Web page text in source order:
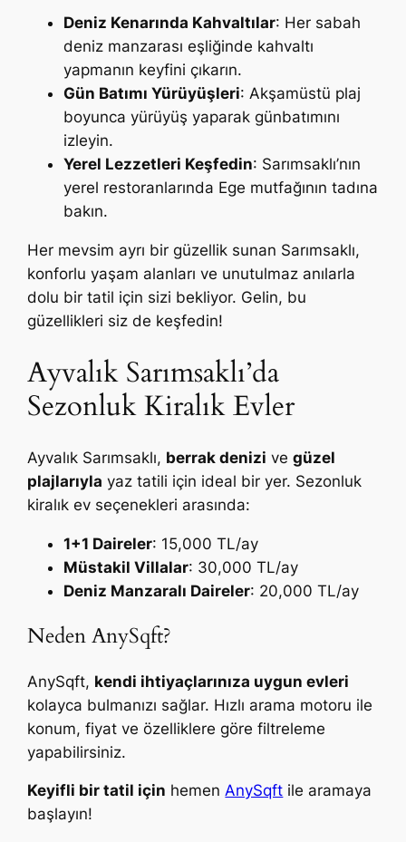
Deniz Kenarında Kahvaltılar: Her sabah
deniz manzarası eşliğinde kahvaltı
yapmanın keyfini çıkarın.
Gün Batımı Yürüyüşleri: Akşamüstü plaj
boyunca yürüyüş yaparak günbatımını
izleyin.
Yerel Lezzetleri Keşfedin: Sarımsaklı’nın
yerel restoranlarında Ege mutfağının tadına
bakın.
Her mevsim ayrı bir güzellik sunan Sarımsaklı,
konforlu yaşam alanları ve unutulmaz anılarla
dolu bir tatil için sizi bekliyor. Gelin, bu
güzellikleri siz de keşfedin!
Ayvalık Sarımsaklı’da
Sezonluk Kiralık Evler
Ayvalık Sarımsaklı, berrak denizi vegüzel
plajlarıyla yaz tatili için ideal bir yer. Sezonluk
kiralık ev seçenekleri arasında:
1+1 Daireler: 15,000 TL/ay
Müstakil Villalar: 30,000 TL/ay
Deniz Manzaralı Daireler: 20,000 TL/ay
Neden AnySqft?
AnySqft, kendi ihtiyaçlarınıza uygun evleri
kolayca bulmanızı sağlar. Hızlı arama motoru ile
konum, fiyat ve özelliklere göre filtreleme
yapabilirsiniz.
Keyifli bir tatil için hemenAnySqft ile aramaya
başlayın!